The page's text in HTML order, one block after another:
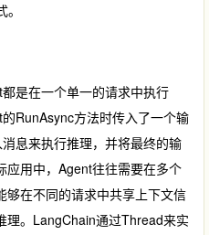
是在一个单一的请求中执行
RunAsync方法时传入了一个输
息来执行推理，并将最终的输
应用中，Agent往往需要在多个
够在不同的请求中共享上下文信
理。LangChain通过Thread来实